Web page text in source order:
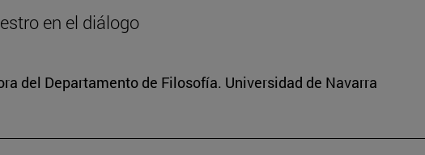
en el diálogo
del Departamento de Filosofía. Universidad de Navarra